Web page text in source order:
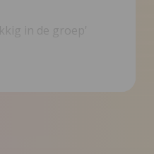
in de groep'